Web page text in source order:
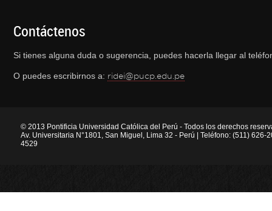
Contáctenos
Si tienes alguna duda o sugerencia, puedes hacerla llegar al
O puedes escribirnos a: ridei@pucp.edu.pe
© 2013 Pontificia Universidad Católica del Perú - Todos los derechos
Av. Universitaria N°1801, San Miguel, Lima 32 - Perú | Teléfono: (511) 626-
4529